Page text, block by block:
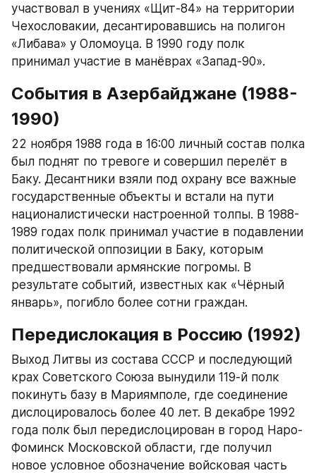
участвовал в учениях «Щит-84» на территории
Чехословакии, десантировавшись на полигон
«Либава» у Оломоуца. В 1990 году полк
принимал участие в манёврах «Запад-90».​
События в Азербайджане (1988-
1990)
22 ноября 1988 года в 16:00 личный состав полка
был поднят по тревоге и совершил перелёт в
Баку. Десантники взяли под охрану все важные
государственные объекты и встали на пути
националистически настроенной толпы. В 1988-
1989 годах полк принимал участие в подавлении
политической оппозиции в Баку, которым
предшествовали армянские погромы. В
результате событий, известных как «Чёрный
январь», погибло более сотни граждан.​
Передислокация в Россию (1992)
Выход Литвы из состава СССР и последующий
крах Советского Союза вынудили 119-й полк
покинуть базу в Мариямполе, где соединение
дислоцировалось более 40 лет. В декабре 1992
года полк был передислоцирован в город Наро-
Фоминск Московской области, где получил
новое условное обозначение войсковая часть